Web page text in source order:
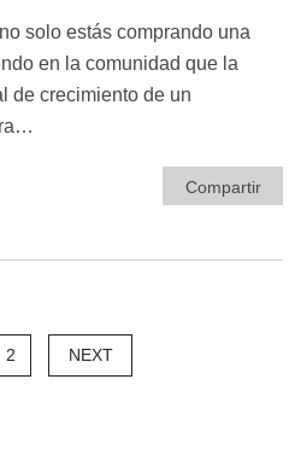
solo estás comprando una
en la comunidad que la
de crecimiento de un
Compartir
2 NEXT